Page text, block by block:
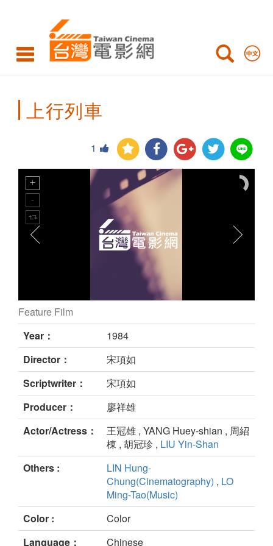
Taiwan
Cinema
上行列車
1
still
Feature Film
Year：
1984
Director：
宋項如
Scriptwriter：
宋項如
Producer：
廖祥雄
Actor/Actress：
王冠雄 , YANG Huey-shian , 周紹
棟 , 胡冠珍 , LIU Yin-Shan
Others :
LIN Hung-
Chung(Cinematography) , LO
Ming-Tao(Music)
Color :
Color
Language：
Chinese